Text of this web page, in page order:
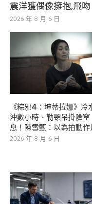
震洋獲偶像擁抱,飛
2026 年 8 月 6 日
《粽邪4：坤蒂拉娜》冷
沖數小時、勒頸吊掛險窒
息！陳雪甄：以為拍動作
2026 年 8 月 6 日